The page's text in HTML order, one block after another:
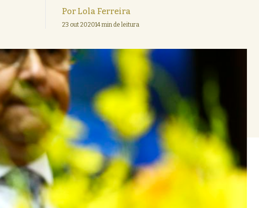
Por Lola Ferreira
23 out 202014 min de leitura